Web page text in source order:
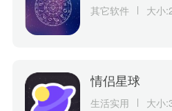
其它软件 大小
情侣星球
生活实用 大小